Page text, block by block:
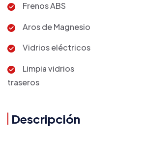
Frenos ABS
Aros de Magnesio
Vidrios eléctricos
Limpia vidrios
traseros
Descripción